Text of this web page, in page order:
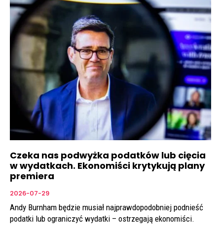
Czeka nas podwyżka podatków lub cięcia
w wydatkach. Ekonomiści krytykują plany
premiera
2026-07-29
Andy Burnham będzie musiał najprawdopodobniej podnieść
podatki lub ograniczyć wydatki – ostrzegają ekonomiści.